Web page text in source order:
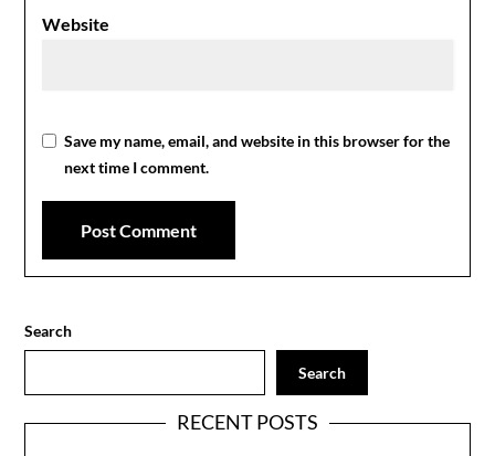
Website
Save my name, email, and website in this browser for the
next time I comment.
Search
Search
RECENT POSTS